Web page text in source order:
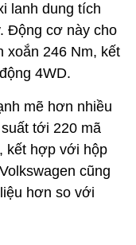
lanh dung tích
Động cơ này cho
xoắn 246 Nm, kết
4WD.
mẽ hơn nhiều
tới 220 mã
kết hợp với hộp
cũng
hơn so với